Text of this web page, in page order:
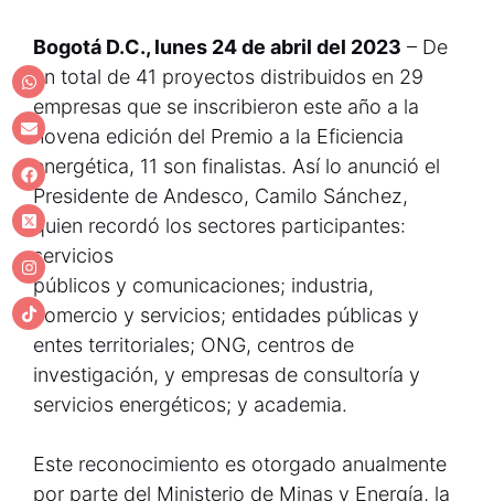
Bogotá D.C., lunes 24 de abril del 2023 – De
un total de 41 proyectos distribuidos en 29
empresas que se inscribieron este año a la
novena edición del Premio a la Eficiencia
energética, 11 son finalistas. Así lo anunció el
Presidente de Andesco, Camilo Sánchez,
quien recordó los sectores participantes:
servicios
públicos y comunicaciones; industria,
comercio y servicios; entidades públicas y
entes territoriales; ONG, centros de
investigación, y empresas de consultoría y
servicios energéticos; y academia.
Este reconocimiento es otorgado anualmente
por parte del Ministerio de Minas y Energía, la